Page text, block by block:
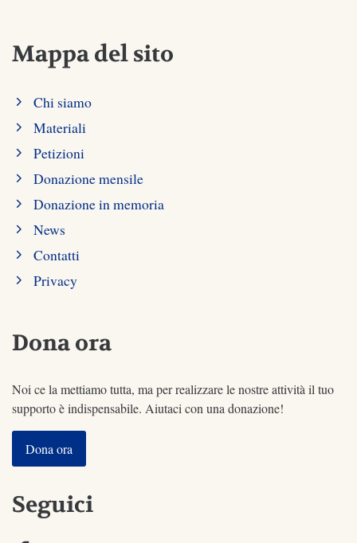
Mappa del sito
Chi siamo
Materiali
Petizioni
Donazione mensile
Donazione in memoria
News
Contatti
Privacy
Dona ora
Noi ce la mettiamo tutta, ma per realizzare le nostre attività il tuo
supporto è indispensabile. Aiutaci con una donazione!
Dona ora
Seguici